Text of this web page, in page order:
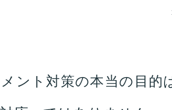
ント対策の本当の目的